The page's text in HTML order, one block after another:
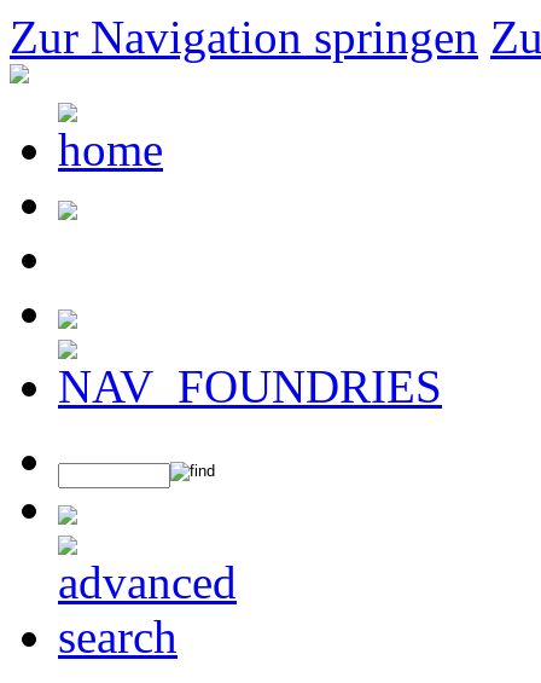
Zur Navigation springen